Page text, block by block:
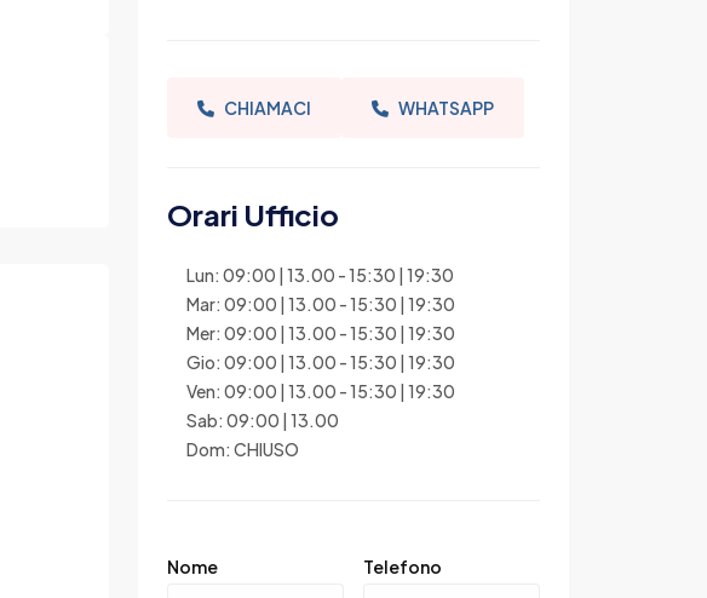
CHIAMACI WHATSAPP
Orari Ufficio
Lun: 09:00 | 13.00 - 15:30 | 19:30
Mar: 09:00 | 13.00 - 15:30 | 19:30
Mer: 09:00 | 13.00 - 15:30 | 19:30
Gio: 09:00 | 13.00 - 15:30 | 19:30
Ven: 09:00 | 13.00 - 15:30 | 19:30
Sab: 09:00 | 13.00
Dom: CHIUSO
Nome Telefono